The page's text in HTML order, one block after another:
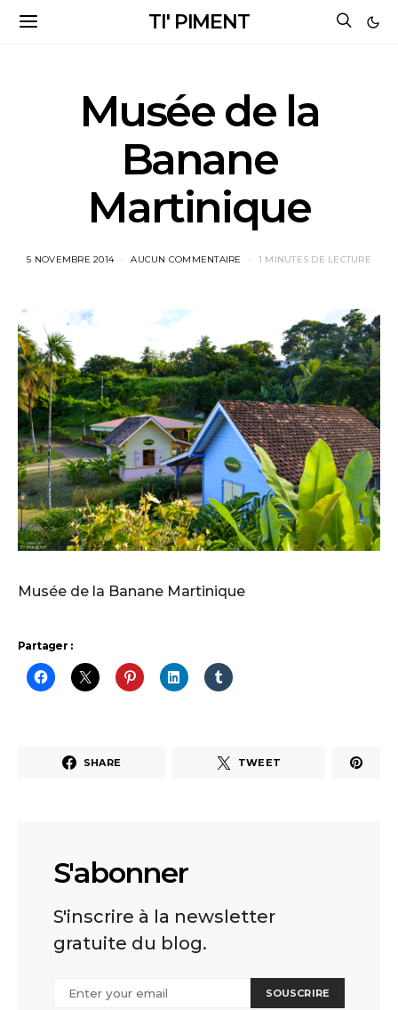
TI' PIMENT
Musée de la
Banane
Martinique
5 NOVEMBRE 2014 AUCUN COMMENTAIRE 1 MINUTES DE LECTURE
Musée de la Banane Martinique
Partager :
SHARE TWEET
S'abonner
S'inscrire à la newsletter
gratuite du blog.
SOUSCRIRE